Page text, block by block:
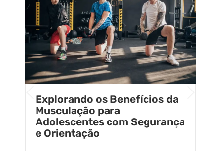
Explorando os Benefícios da
Musculação para
Adolescentes com Segurança
e Orientação